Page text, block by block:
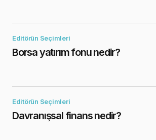
Editörün Seçimleri
Borsa yatırım fonu nedir?
Editörün Seçimleri
Davranışsal finans nedir?